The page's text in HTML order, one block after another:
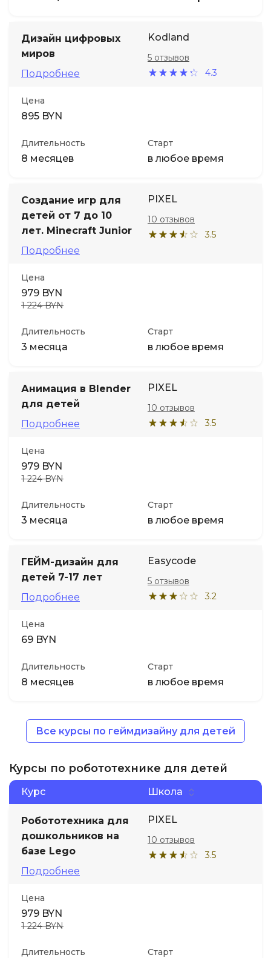
Дизайн цифровых
миров
Подробнее
Kodland
4.3
5 отзывов
Цена
895 BYN
Длительность
8 месяцев
Старт
в любое время
Создание игр для
детей от 7 до 10
лет. Minecraft Junior
Подробнее
PIXEL
3.5
10 отзывов
Цена
979 BYN
1 224 BYN
Длительность
3 месяца
Старт
в любое время
Анимация в Blender
для детей
Подробнее
PIXEL
3.5
10 отзывов
Цена
979 BYN
1 224 BYN
Длительность
3 месяца
Старт
в любое время
ГЕЙМ-дизайн для
детей 7-17 лет
Подробнее
Easycode
3.2
5 отзывов
Цена
69 BYN
Длительность
8 месяцев
Старт
в любое время
Все курсы по геймдизайну для детей
Курсы по робототехнике для детей
Курс Школа
Робототехника для
дошкольников на
базе Lego
Подробнее
PIXEL
3.5
10 отзывов
Цена
979 BYN
1 224 BYN
Длительность Старт